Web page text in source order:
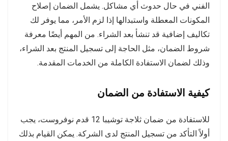
الفني في حال حدوث أي مشاكل. يشمل الضمان إصلاح
المكونات المعطلة واستبدالها إذا لزم الأمر، مما يوفر لك
تكاليف إضافية قد تنشأ بعد الشراء. من المهم أيضًا معرفة
شروط الضمان، مثل الحاجة إلى تسجيل المنتج بعد الشراء،
وذلك لضمان الاستفادة الكاملة من الخدمات المقدمة.
كيفية الاستفادة من الضمان
للاستفادة من ضمان ثلاجة توشيبا 12 قدم نوفروست، يجب
أولاً التأكد من تسجيل المنتج لدى الشركة. يمكن القيام بذلك